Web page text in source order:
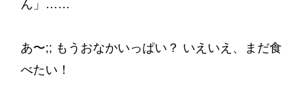
ん」……
あ〜;; もうおなかいっぱい？ いえいえ、まだ食
べたい！